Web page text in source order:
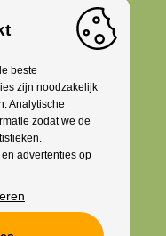
beste
zijn noodzakelijk
Analytische
zodat we de
advertenties op